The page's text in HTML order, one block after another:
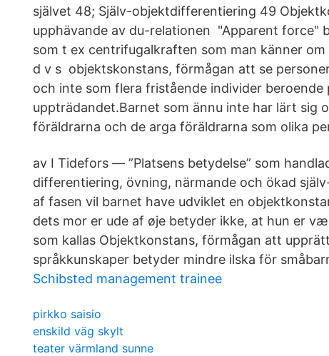
självet 48; Själv-objektdifferentiering 49
upphävande av du-relationen "Apparent force"
som t ex centrifugalkraften som man känner
d v s objektskonstans, förmågan att se
och inte som flera fristående individer beroende
uppträdandet.Barnet som ännu inte har lärt sig
föräldrarna och de arga föräldrarna som olika
av I Tidefors — ”Platsens betydelse” som
differentiering, övning, närmande och ökad
af fasen vil barnet have udviklet en
dets mor er ude af øje betyder ikke, at hun er
som kallas Objektkonstans, förmågan att
språkkunskaper betyder mindre ilska för
Schibsted management trainee
pirkko saisio
enskild väg skylt
teater värmland sunne